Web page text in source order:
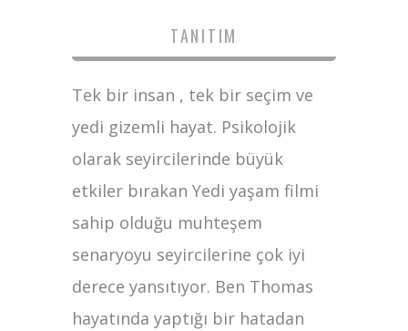
TANITIM
Tek bir insan , tek bir seçim ve
yedi gizemli hayat. Psikolojik
olarak seyircilerinde büyük
etkiler bırakan Yedi yaşam filmi
sahip olduğu muhteşem
senaryoyu seyircilerine çok iyi
derece yansıtıyor. Ben Thomas
hayatında yaptığı bir hatadan